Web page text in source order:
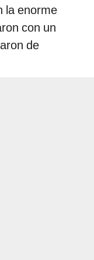
la enorme
con un
de